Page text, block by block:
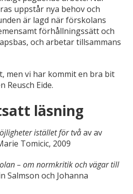
uppstår nya behov och
är lagd när förskolans
förhållningssätt och
och arbetar tillsammans
men vi har kommit en bra bit
Reusch Eide.
läsning
istället för tvåav av
Tomicic, 2009
– om normkritik och vägar till
Salmson och Johanna